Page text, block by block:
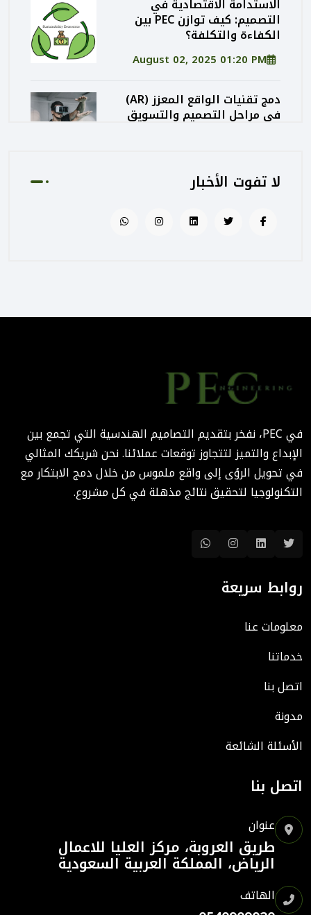
الاستدامة الاقتصادية في
التصميم: كيف توازن PEC بين
الكفاءة والتكلفة؟
August 02, 2025 01:20 PM
دمج تقنيات الواقع المعزز (AR)
في مراحل التصميم والتسويق
كيف تساهم PEC في رفع جودة
الإشراف المتكامل؟
المباني أكثر إنسانية
الهندسة الرقمية في المشاريع
August 02, 2025 12:46 PM
لا تفوت الأخبار
في PEC، نفخر بتقديم التصاميم الهندسية التي تجمع بين
الإبداع والتميز لتتجاوز توقعات عملائنا. نحن شريكك المثالي
في تحويل الرؤى إلى واقع ملموس من خلال دمج الابتكار مع
التكنولوجيا لتحقيق نتائج مذهلة في كل مشروع.
روابط سريعة
معلومات عنا
خدماتنا
اتصل بنا
مدونة
الأسئلة الشائعة
اتصل بنا
عنوان
طريق العروبة، مركز العليا للاعمال
الرياض، المملكة العربية السعودية
الهاتف